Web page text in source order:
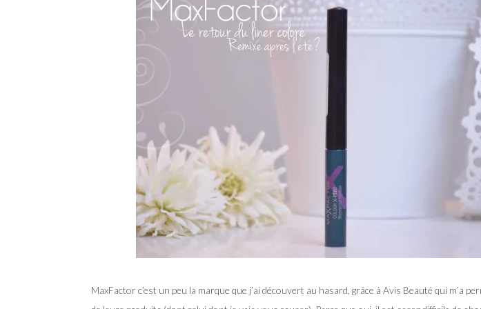
MaxFactor c’est un peu la marque que j’ai découvert au hasard, grâce à Avis Beauté qui m’a